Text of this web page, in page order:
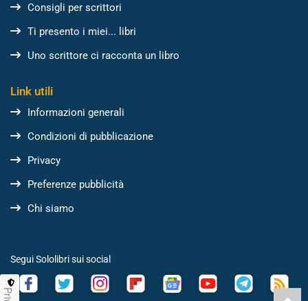
Consigli per scrittori
Ti presento i miei... libri
Uno scrittore ci racconta un libro
Link utili
Informazioni generali
Condizioni di pubblicazione
Privacy
Preferenze pubblicità
Chi siamo
Segui Sololibri sui social